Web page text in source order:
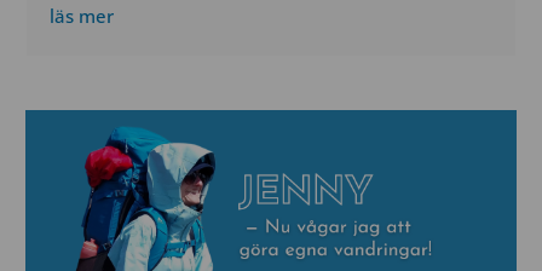
läs mer